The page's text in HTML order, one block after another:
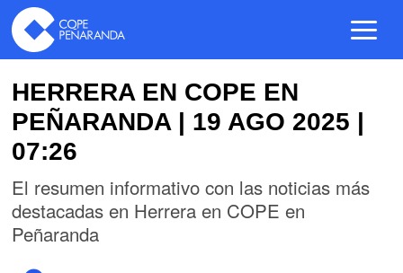
HERRERA EN COPE EN
PEÑARANDA | 19 AGO 2025 |
07:26
El resumen informativo con las noticias más
destacadas en Herrera en COPE en
Peñaranda